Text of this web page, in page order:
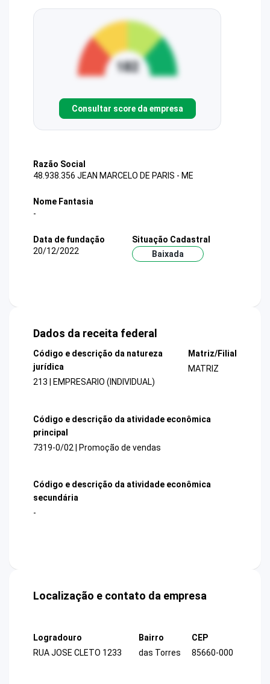
Consultar score da empresa
Razão Social
48.938.356 JEAN MARCELO DE PARIS - ME
Nome Fantasia
-
Data de fundação
20/12/2022
Situação Cadastral
Baixada
Dados da receita federal
Código e descrição da natureza
jurídica
213 | EMPRESARIO (INDIVIDUAL)
Matriz/Filial
MATRIZ
Código e descrição da atividade econômica
principal
7319-0/02 | Promoção de vendas
Código e descrição da atividade econômica
secundária
-
Localização e contato da empresa
Logradouro
RUA JOSE CLETO 1233
Bairro
das Torres
CEP
85660-000